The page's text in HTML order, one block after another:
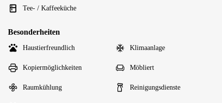
Tee- / Kaffeeküche
Besonderheiten
Haustierfreundlich Klimaanlage
Kopiermöglichkeiten Möbliert
Raumkühlung Reinigungsdienste